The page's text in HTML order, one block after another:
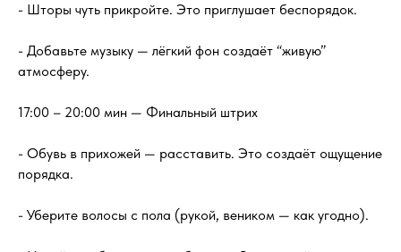
- Шторы чуть прикройте. Это приглушает беспорядок.
- Добавьте музыку — лёгкий фон создаёт “живую”
атмосферу.
17:00 – 20:00 мин — Финальный штрих
- Обувь в прихожей — расставить. Это создаёт ощущение
порядка.
- Уберите волосы с пола (рукой, веником — как угодно).